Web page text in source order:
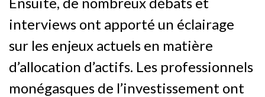
interviews ont apporté un éclairage
sur les enjeux actuels en matière
d’allocation d’actifs. Les professionnels
monégasques de l’investissement ont